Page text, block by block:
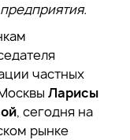
частных
Ларисы
, сегодня на
рынке